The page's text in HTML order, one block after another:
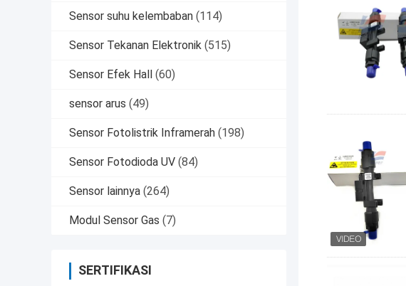
Sensor suhu kelembaban (114)
Sensor Tekanan Elektronik (515)
Sensor Efek Hall (60)
sensor arus (49)
Sensor Fotolistrik Inframerah (198)
Sensor Fotodioda UV (84)
Sensor lainnya (264)
Modul Sensor Gas (7)
SERTIFIKASI